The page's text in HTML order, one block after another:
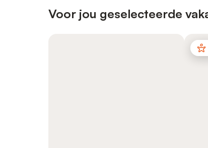
Voor jou geselecteerde